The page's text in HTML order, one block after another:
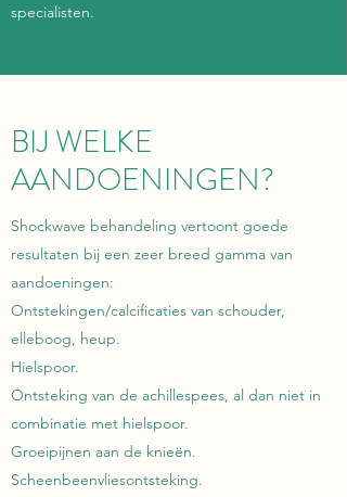
specialisten.
BIJ WELKE
AANDOENINGEN?
Shockwave behandeling vertoont goede
resultaten bij een zeer breed gamma van
aandoeningen:
Ontstekingen/calcificaties van schouder,
elleboog, heup.
Hielspoor.
Ontsteking van de achillespees, al dan niet in
combinatie met hielspoor.
Groeipijnen aan de knieën.
Scheenbeenvliesontsteking.